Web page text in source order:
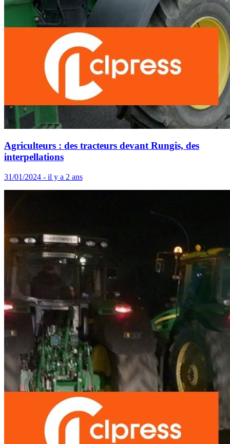
Agriculteurs : des tracteurs devant Rungis, des
interpellations
31/01/2024 - il y a 2 ans